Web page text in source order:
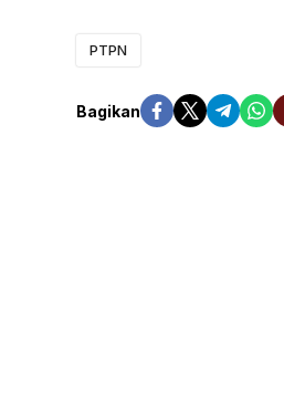
PTPN
Bagikan